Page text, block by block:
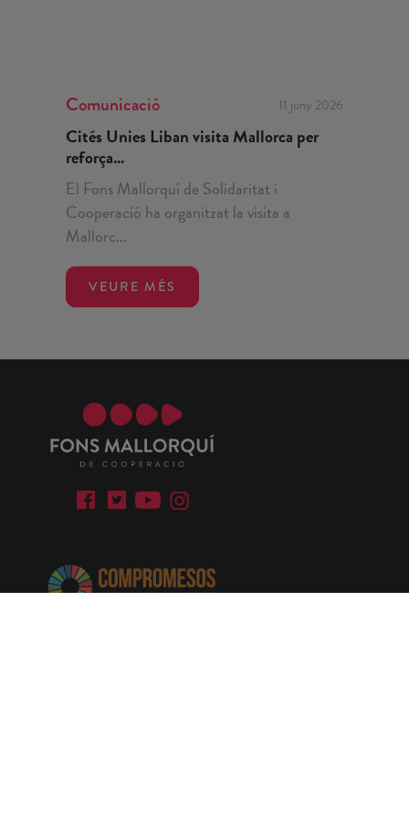
Comunicació 11 juny 2026
Cités Unies Liban visita Mallorca per
reforça...
El Fons Mallorquí de Solidaritat i
Cooperació ha organitzat la visita a
Mallorc...
VEURE MÉS